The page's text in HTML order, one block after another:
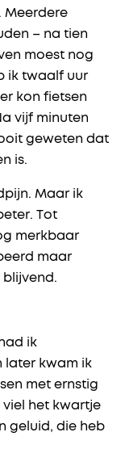
Meerdere
– na tien
moest nog
ik twaalf uur
kon fietsen
vijf minuten
geweten dat
is.
Maar ik
Tot
merkbaar
maar
blijvend.
ik
later kwam ik
met ernstig
viel het kwartje
geluid, die heb